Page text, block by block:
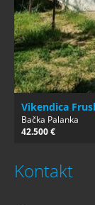
Vikendica
Bačka Palanka
42.500 €
Kontakt